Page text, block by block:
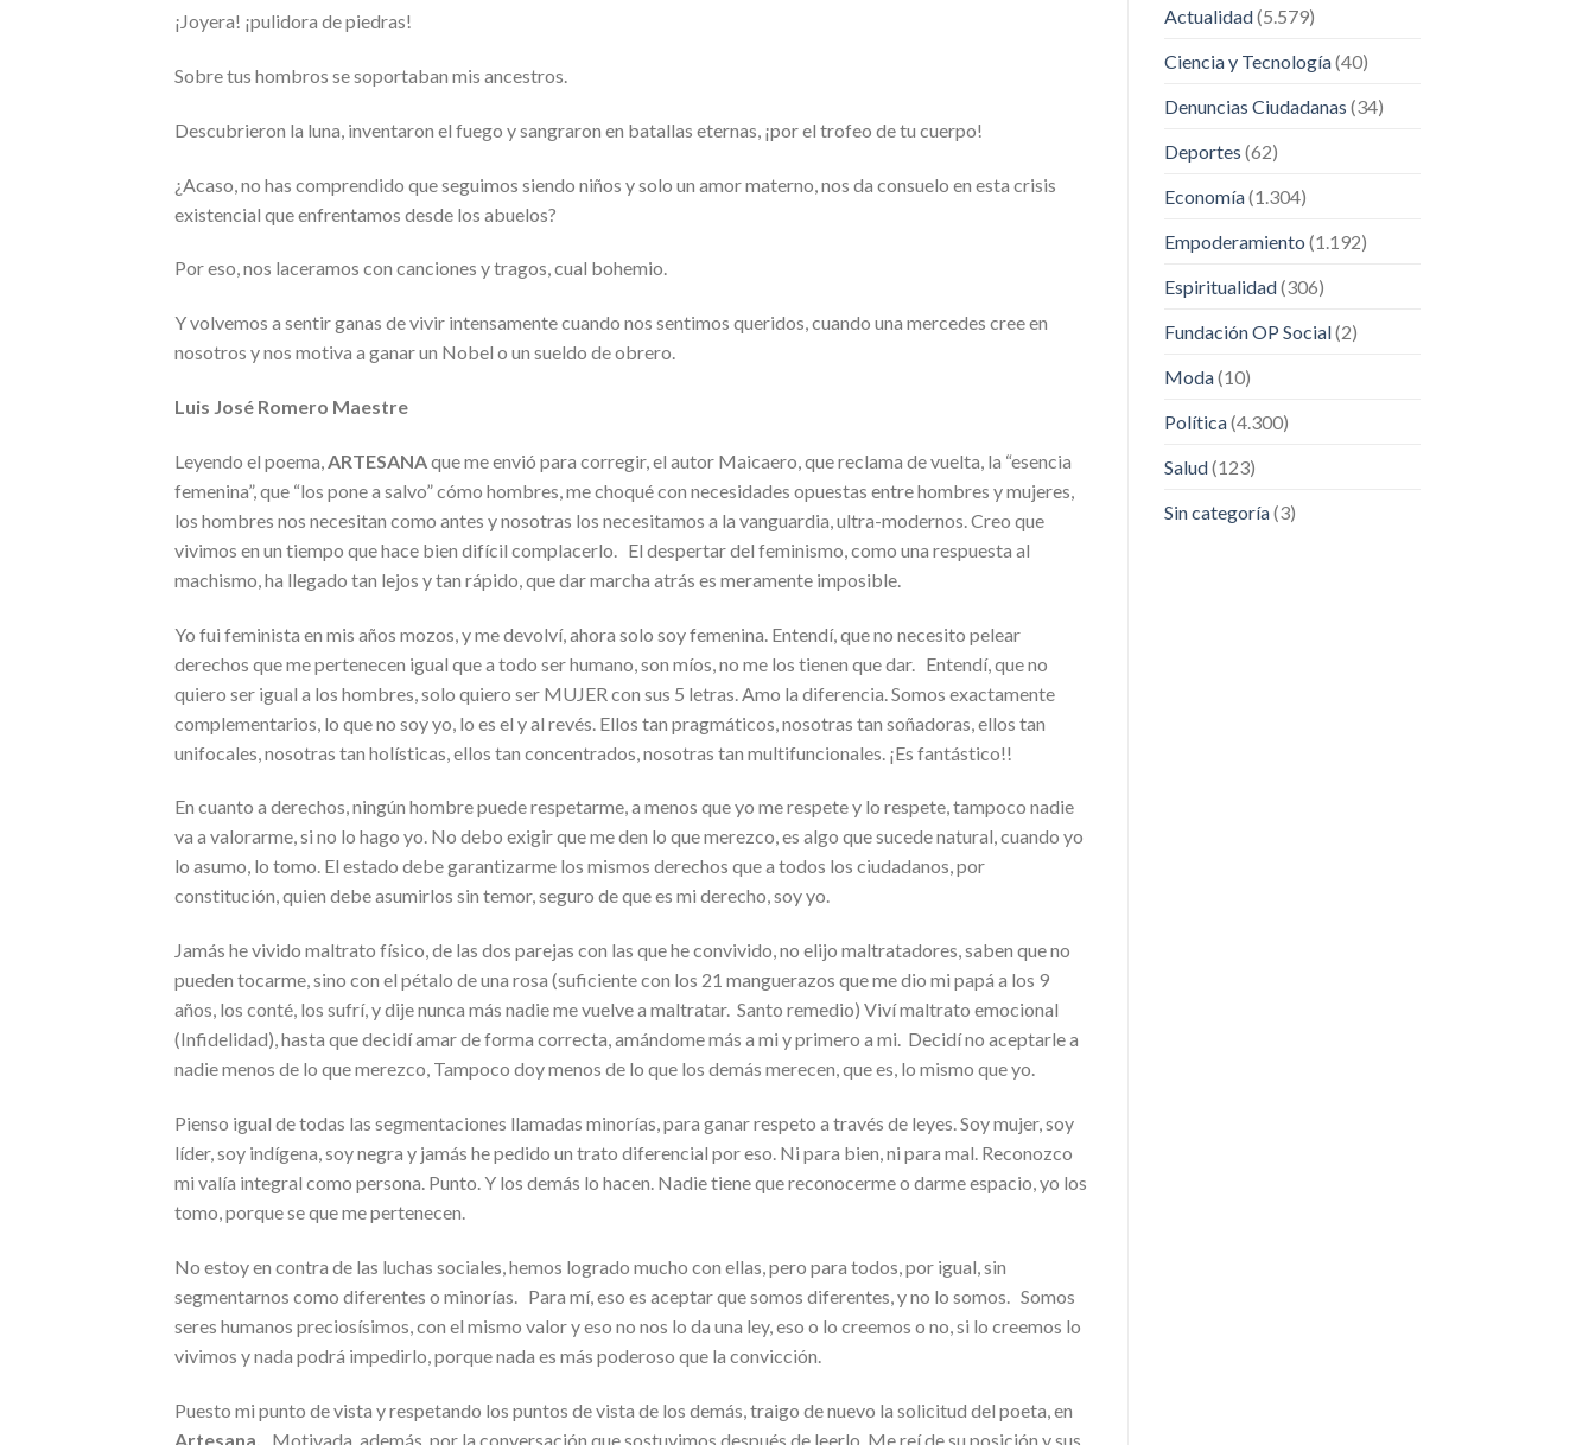
¡Joyera! ¡pulidora de piedras!
Sobre tus hombros se soportaban mis ancestros.
Descubrieron la luna, inventaron el fuego y sangraron en batallas eternas, ¡por el trofeo de tu cuerpo!
¿Acaso, no has comprendido que seguimos siendo niños y solo un amor materno, nos da consuelo en esta crisis
existencial que enfrentamos desde los abuelos?
Por eso, nos laceramos con canciones y tragos, cual bohemio.
Y volvemos a sentir ganas de vivir intensamente cuando nos sentimos queridos, cuando una mercedes cree en
nosotros y nos motiva a ganar un Nobel o un sueldo de obrero.
Luis José Romero Maestre
Leyendo el poema, ARTESANAque me envió para corregir, el autor Maicaero, que reclama de vuelta, la “esencia
femenina”, que “los pone a salvo” cómo hombres, me choqué con necesidades opuestas entre hombres y mujeres,
los hombres nos necesitan como antes y nosotras los necesitamos a la vanguardia, ultra-modernos. Creo que
vivimos en un tiempo que hace bien difícil complacerlo. El despertar del feminismo, como una respuesta al
machismo, ha llegado tan lejos y tan rápido, que dar marcha atrás es meramente imposible.
Yo fui feminista en mis años mozos, y me devolví, ahora solo soy femenina. Entendí, que no necesito pelear
derechos que me pertenecen igual que a todo ser humano, son míos, no me los tienen que dar. Entendí, que no
quiero ser igual a los hombres, solo quiero ser MUJER con sus 5 letras. Amo la diferencia. Somos exactamente
complementarios, lo que no soy yo, lo es el y al revés. Ellos tan pragmáticos, nosotras tan soñadoras, ellos tan
unifocales, nosotras tan holísticas, ellos tan concentrados, nosotras tan multifuncionales. ¡Es fantástico!!
En cuanto a derechos, ningún hombre puede respetarme, a menos que yo me respete y lo respete, tampoco nadie
va a valorarme, si no lo hago yo. No debo exigir que me den lo que merezco, es algo que sucede natural, cuando yo
lo asumo, lo tomo. El estado debe garantizarme los mismos derechos que a todos los ciudadanos, por
constitución, quien debe asumirlos sin temor, seguro de que es mi derecho, soy yo.
Jamás he vivido maltrato físico, de las dos parejas con las que he convivido, no elijo maltratadores, saben que no
pueden tocarme, sino con el pétalo de una rosa (suficiente con los 21 manguerazos que me dio mi papá a los 9
años, los conté, los sufrí, y dije nunca más nadie me vuelve a maltratar. Santo remedio) Viví maltrato emocional
(Infidelidad), hasta que decidí amar de forma correcta, amándome más a mi y primero a mi. Decidí no aceptarle a
nadie menos de lo que merezco, Tampoco doy menos de lo que los demás merecen, que es, lo mismo que yo.
Pienso igual de todas las segmentaciones llamadas minorías, para ganar respeto a través de leyes. Soy mujer, soy
líder, soy indígena, soy negra y jamás he pedido un trato diferencial por eso. Ni para bien, ni para mal. Reconozco
mi valía integral como persona. Punto. Y los demás lo hacen. Nadie tiene que reconocerme o darme espacio, yo los
tomo, porque se que me pertenecen.
No estoy en contra de las luchas sociales, hemos logrado mucho con ellas, pero para todos, por igual, sin
segmentarnos como diferentes o minorías. Para mí, eso es aceptar que somos diferentes, y no lo somos. Somos
seres humanos preciosísimos, con el mismo valor y eso no nos lo da una ley, eso o lo creemos o no, si lo creemos lo
vivimos y nada podrá impedirlo, porque nada es más poderoso que la convicción.
Puesto mi punto de vista y respetando los puntos de vista de los demás, traigo de nuevo la solicitud del poeta, en
Artesana.
Motivada, además, por la conversación que sostuvimos después de leerlo. Me reí de su posición y sus
Actualidad(5.579)
Ciencia y Tecnología(40)
Denuncias Ciudadanas (34)
Deportes (62)
Economía(1.304)
Empoderamiento (1.192)
Espiritualidad(306)
Fundación OP Social(2)
Moda(10)
Política(4.300)
Salud(123)
Sin categoría(3)